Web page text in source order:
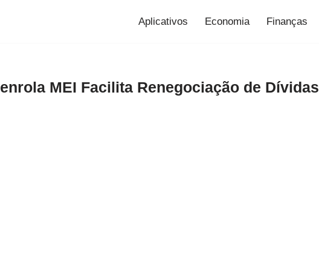
Aplicativos Economia Finanças
MEI Facilita Renegociação de Dívidas